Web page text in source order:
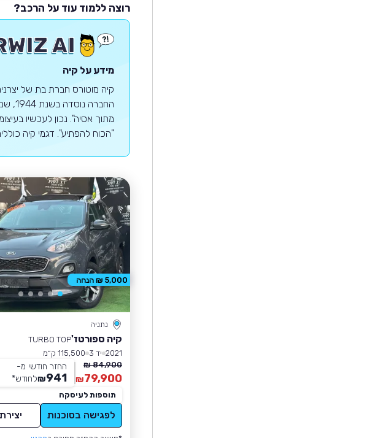
רוצה ללמוד עוד על הרכב?
מידע על קיה
קיה מוטורס חברת בת של
"הכוח להפתיע". דגמי קיה כוללים רכבי
נתניה
קיה ספורטז'TURBO TOP
2021 יד 3
115,500 ק״מ
84,900 ₪
79,900
₪
החזר חודשי מ-
941
₪לחודש*
תוספות לעיסקה
לפגישה בסוכנות
5,000 ₪ הנחה